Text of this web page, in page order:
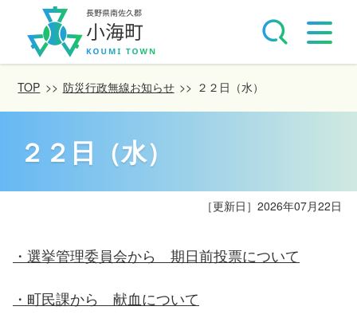
TOP >> 防災行政無線お知らせ >> ２２日（水）
２２日（水）
［更新日］ 2026年07月22日
・選挙管理委員会から 期日前投票について
・町民課から 献血について